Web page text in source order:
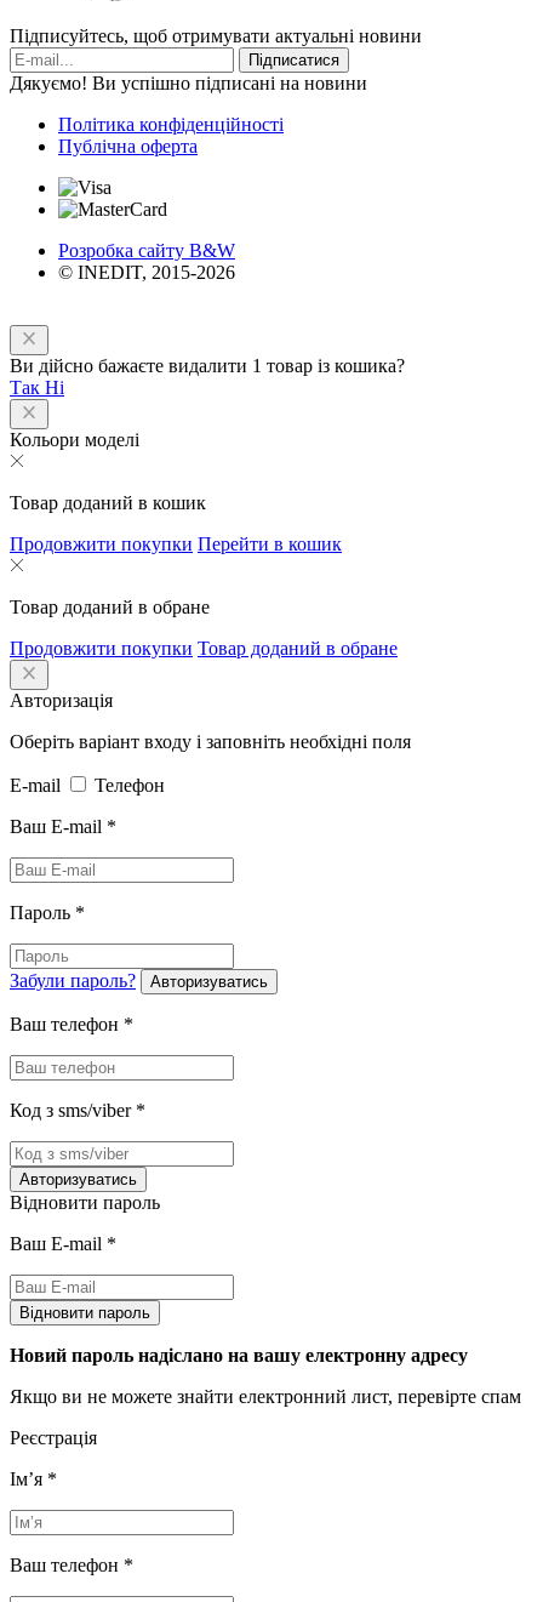
Підписуйтесь, щоб отримувати актуальні новини
Підписатися
Дякуємо! Ви успішно підписані на новини
Політика конфіденційності
Публічна оферта
Розробка сайту B&W
© INEDIT, 2015-2026
Ви дійсно бажаєте видалити 1 товар із кошика?
Так Ні
Кольори моделі
Товар доданий в кошик
Продовжити покупки Перейти в кошик
Товар доданий в обране
Продовжити покупки Товар доданий в обране
Авторизація
Оберіть варіант входу і заповніть необхідні поля
E-mail
Телефон
Ваш E-mail *
Пароль *
Забули пароль? Авторизуватись
Ваш телефон *
Код з sms/viber *
Авторизуватись
Відновити пароль
Ваш E-mail *
Відновити пароль
Новий пароль надіслано на вашу електронну адресу
Якщо ви не можете знайти електронний лист, перевірте спам
Реєстрація
Імʼя *
Ваш телефон *